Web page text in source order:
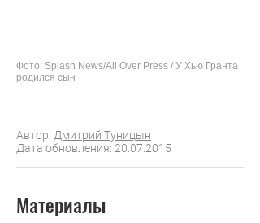
Фото: Splash News/All Over Press / У Хью Гранта
родился сын
Автор: Дмитрий Туницын
Дата обновления: 20.07.2015
Материалы